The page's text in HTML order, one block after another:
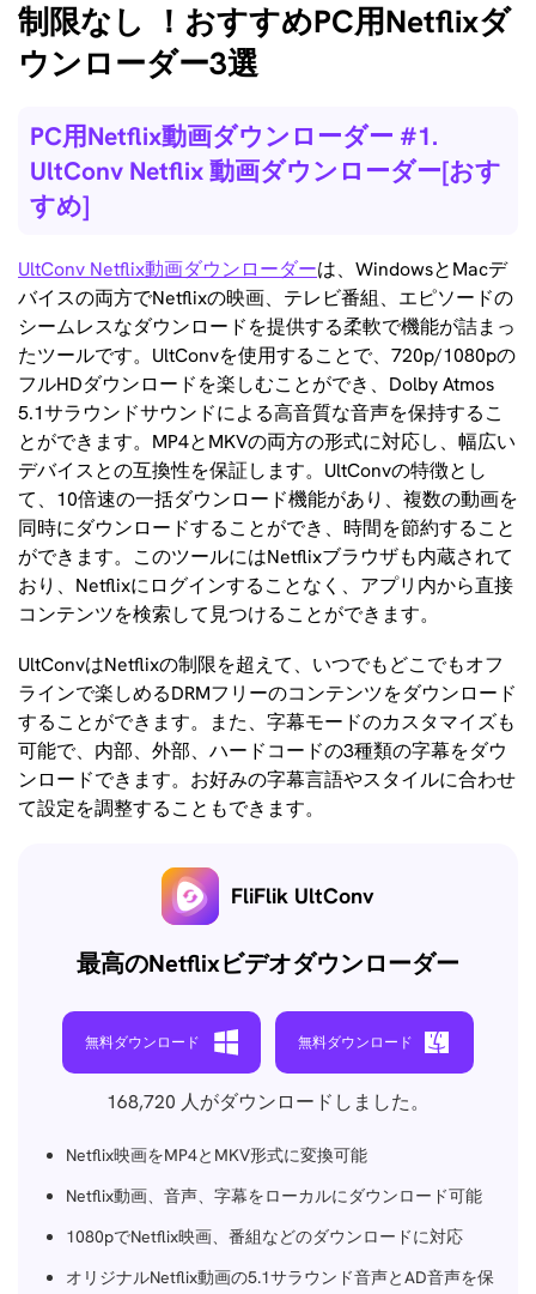
制限なし ！おすすめPC用Netflixダ
ウンローダー3選
PC用Netflix動画ダウンローダー #1.
UltConv Netflix 動画ダウンローダー[おす
すめ]
UltConv Netflix動画ダウンローダーは、WindowsとMacデ
バイスの両方でNetflixの映画、テレビ番組、エピソードの
シームレスなダウンロードを提供する柔軟で機能が詰まっ
たツールです。UltConvを使用することで、720p/1080pの
フルHDダウンロードを楽しむことができ、Dolby Atmos
5.1サラウンドサウンドによる高音質な音声を保持するこ
とができます。MP4とMKVの両方の形式に対応し、幅広い
デバイスとの互換性を保証します。UltConvの特徴とし
て、10倍速の一括ダウンロード機能があり、複数の動画を
同時にダウンロードすることができ、時間を節約すること
ができます。このツールにはNetflixブラウザも内蔵されて
おり、Netflixにログインすることなく、アプリ内から直接
コンテンツを検索して見つけることができます。
UltConvはNetflixの制限を超えて、いつでもどこでもオフ
ラインで楽しめるDRMフリーのコンテンツをダウンロード
することができます。また、字幕モードのカスタマイズも
可能で、内部、外部、ハードコードの3種類の字幕をダウ
ンロードできます。お好みの字幕言語やスタイルに合わせ
て設定を調整することもできます。
FliFlik UltConv
最高のNetflixビデオダウンローダー
無料ダウンロード 無料ダウンロード
168,720 人がダウンロードしました。
Netflix映画をMP4とMKV形式に変換可能
Netflix動画、音声、字幕をローカルにダウンロード可能
1080pでNetflix映画、番組などのダウンロードに対応
オリジナルNetflix動画の5.1サラウンド音声とAD音声を保